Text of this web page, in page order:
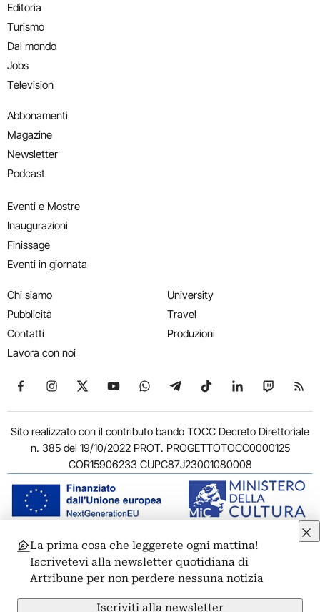
Editoria
Turismo
Dal mondo
Jobs
Television
Abbonamenti
Magazine
Newsletter
Podcast
Eventi e Mostre
Inaugurazioni
Finissage
Eventi in giornata
Chi siamo
Pubblicità
Contatti
Lavora con noi
University
Travel
Produzioni
Seguici su Facebook
Seguici su Instagram
Seguici su X
Seguici su YouTube
Seguici su WhatsApp
Seguici su Telegram
Seguici su TikTok
Seguici su
Seguici
Sito realizzato con il contributo bando TOCC Decreto Direttoriale
n. 385 del 19/10/2022 PROT. PROGETTOTOCC0000125
COR15906233 CUPC87J23001080008
© 2011-2026 ARTRIBUNE srl – Corso Vittorio Emanuele II, 287 –
00186 Roma - P.I. 11381581005
Privacy: Responsabile della protezione dei dati personali
ARTRIBUNE srl – Corso Vittorio Emanuele II, 287 – 00186 Roma
La prima cosa che leggerete ogni mattina!
Iscrivetevi alla newsletter quotidiana di
Artribune per non perdere nessuna notizia
Iscriviti alla newsletter